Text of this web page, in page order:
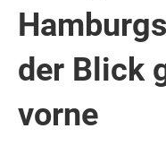
der Blick
vorne